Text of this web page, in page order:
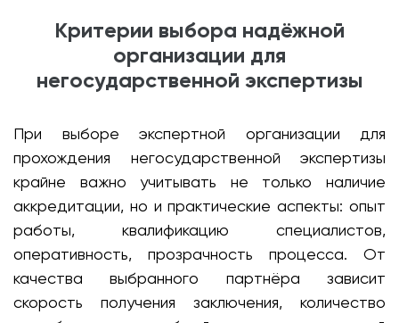
Критерии выбора надёжной
организации для
негосударственной экспертизы
При выборе экспертной организации для
прохождения негосударственной экспертизы
крайне важно учитывать не только наличие
аккредитации, но и практические аспекты: опыт
работы, квалификацию специалистов,
оперативность, прозрачность процесса. От
качества выбранного партнёра зависит
скорость получения заключения, количество